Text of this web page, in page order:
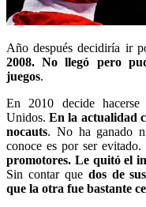
Año después decidiría ir
2008. No llegó pero
juegos.
En 2010 decide
Unidos.En la actualidad
nocauts. No ha ganado
conoce es por ser evitado.
promotores. Le quitó el
Sin contar que dos de
que la otra fue bastante